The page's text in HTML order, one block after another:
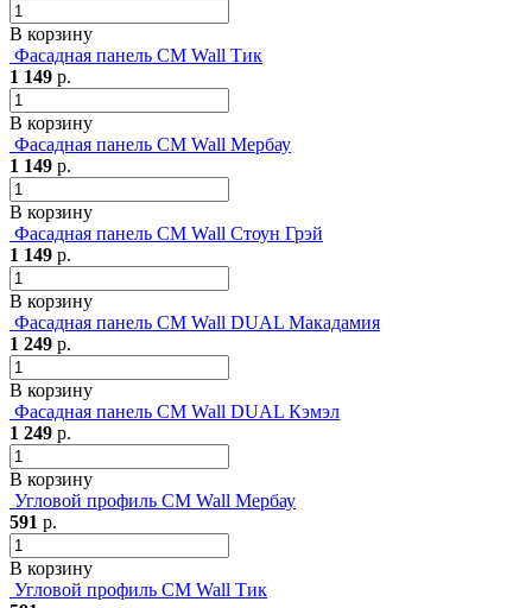
В корзину
Фасадная панель CM Wall Тик
1 149 р.
В корзину
Фасадная панель CM Wall Мербау
1 149 р.
В корзину
Фасадная панель CM Wall Стоун Грэй
1 149 р.
В корзину
Фасадная панель CM Wall DUAL Макадамия
1 249 р.
В корзину
Фасадная панель CM Wall DUAL Кэмэл
1 249 р.
В корзину
Угловой профиль CM Wall Мербау
591 р.
В корзину
Угловой профиль CM Wall Тик